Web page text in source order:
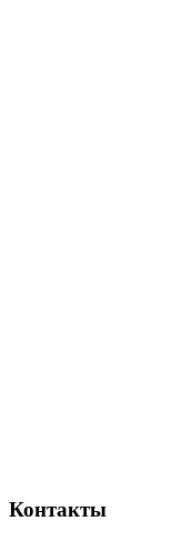
Контакты